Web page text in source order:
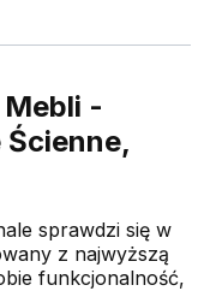
-
Ścienne,
sprawdzi się w
z najwyższą
funkcjonalność,